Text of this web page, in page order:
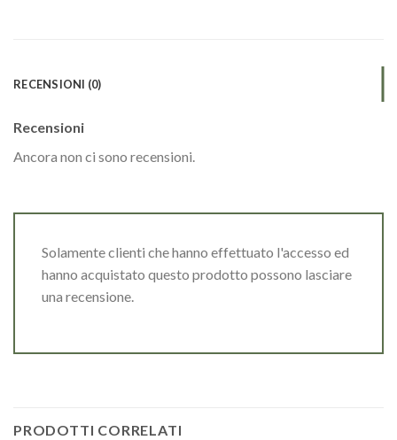
RECENSIONI (0)
Recensioni
Ancora non ci sono recensioni.
Solamente clienti che hanno effettuato l'accesso ed
hanno acquistato questo prodotto possono lasciare
una recensione.
PRODOTTI CORRELATI